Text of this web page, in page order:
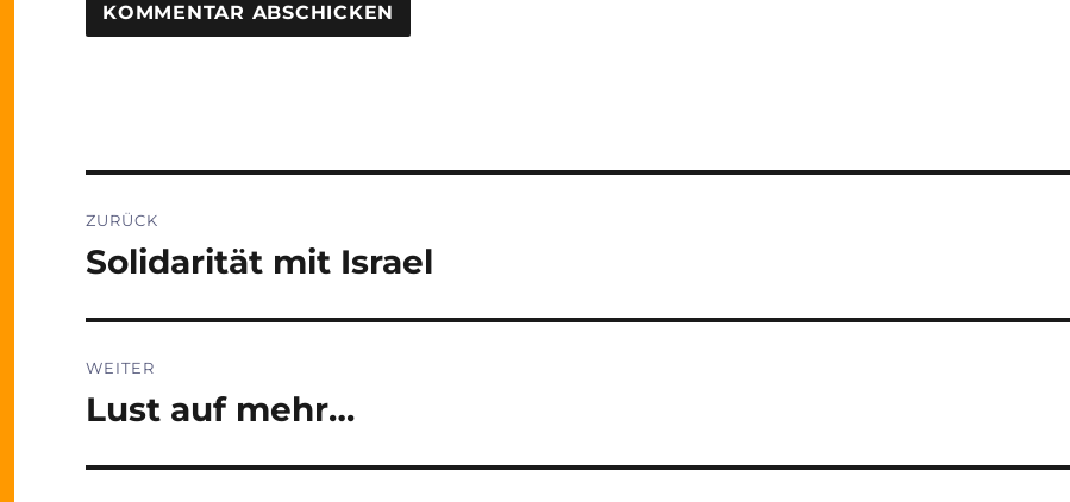
ZURÜCK
Vorheriger
Solidarität mit Israel
WEITER
Nächster
Lust auf mehr…